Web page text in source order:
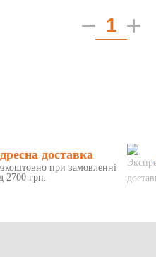
доставка
при замовленні
2700 грн.